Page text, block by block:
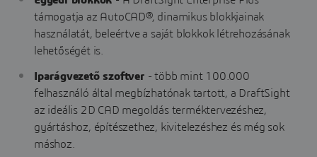
támogatja az AutoCAD®, dinamikus blokkjainak
használatát, beleértve a saját blokkok létrehozásának
lehetőségét is.
Iparágvezető szoftver - több mint 100.000
felhasználó által megbízhatónak tartott, a DraftSight
az ideális 2D CAD megoldás terméktervezéshez,
gyártáshoz, építészethez, kivitelezéshez és még sok
máshoz.